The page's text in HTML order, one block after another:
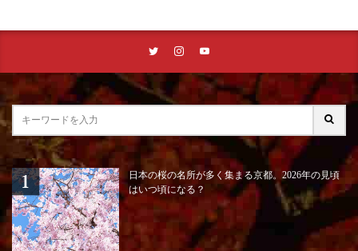
日本の桜の名所が多く集まる京都。2026年の見頃
はいつ頃になる？